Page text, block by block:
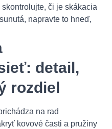
či je skákacia
napravte to hneď,
detail,
rozdiel
na rad
kovové časti a pružiny